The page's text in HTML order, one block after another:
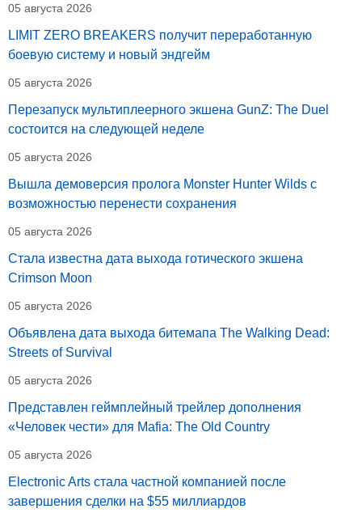
05 августа 2026
LIMIT ZERO BREAKERS получит переработанную
боевую систему и новый эндгейм
05 августа 2026
Перезапуск мультиплеерного экшена GunZ: The Duel
состоится на следующей неделе
05 августа 2026
Вышла демоверсия пролога Monster Hunter Wilds с
возможностью перенести сохранения
05 августа 2026
Стала известна дата выхода готического экшена
Crimson Moon
05 августа 2026
Объявлена дата выхода битемапа The Walking Dead:
Streets of Survival
05 августа 2026
Представлен геймплейный трейлер дополнения
«Человек чести» для Mafia: The Old Country
05 августа 2026
Electronic Arts стала частной компанией после
завершения сделки на $55 миллиардов